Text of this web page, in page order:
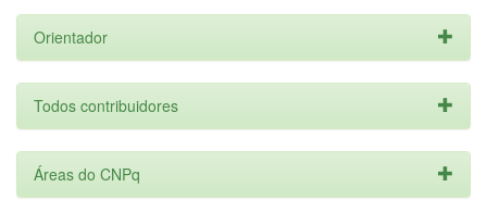
Orientador
Todos contribuidores
Áreas do CNPq